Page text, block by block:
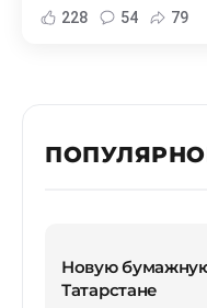
228 54 79
Новую
Татарстане